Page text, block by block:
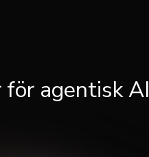
agentisk AI